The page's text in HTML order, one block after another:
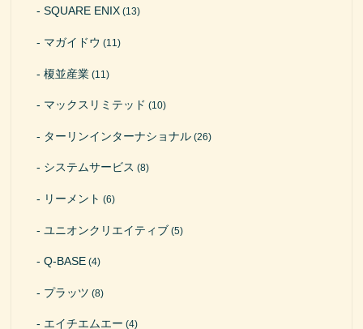
SQUARE ENIX (13)
マガイドウ (11)
榎並産業 (11)
マックスリミテッド (10)
ターリンインターナショナル (26)
システムサービス (8)
リーメント (6)
ユニオンクリエイティブ (5)
Q-BASE (4)
プラッツ (8)
エイチエムエー (4)